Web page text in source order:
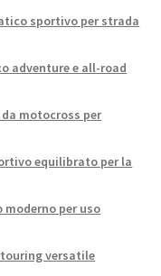
sportivo per strada
adventure e all-road
da motocross per
equilibrato per la
moderno per uso
touring versatile